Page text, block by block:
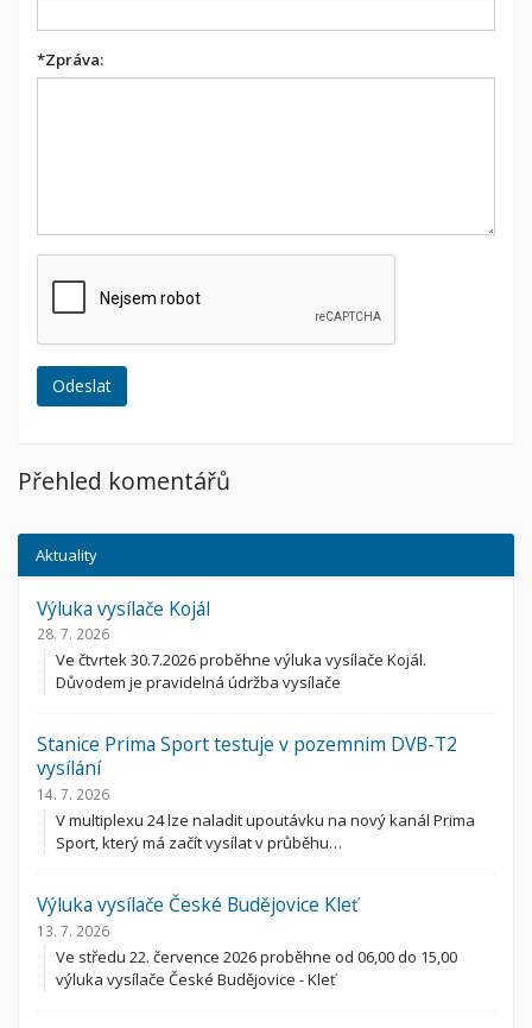
*Zpráva:
Přehled komentářů
Aktuality
Výluka vysílače Kojál
28. 7. 2026
Ve čtvrtek 30.7.2026 proběhne výluka vysílače Kojál.
Důvodem je pravidelná údržba vysílače
Stanice Prima Sport testuje v pozemnim DVB-T2
vysílání
14. 7. 2026
V multiplexu 24 lze naladit upoutávku na nový kanál Prima
Sport, který má začít vysílat v průběhu…
Výluka vysílače České Budějovice Kleť
13. 7. 2026
Ve středu 22. července 2026 proběhne od 06,00 do 15,00
výluka vysílače České Budějovice - Kleť